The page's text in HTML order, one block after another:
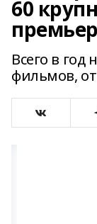
60
Всего в год
фильмов,